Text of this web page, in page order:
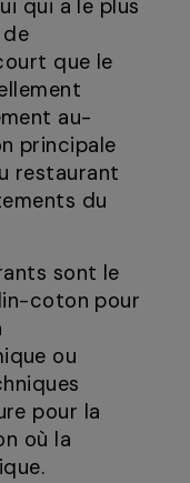
qui a le plus
que le
au-
principale
restaurant
du
sont le
coton pour
ou
pour la
où la